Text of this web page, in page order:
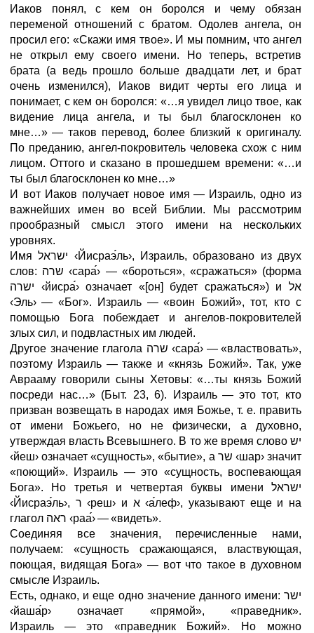
Иаков понял, с кем он боролся и чему обязан
переменой отношений с братом. Одолев ангела, он
просил его: «Скажи имя твое». И мы помним, что ангел
не открыл ему своего имени. Но теперь, встретив
брата (а ведь прошло больше двадцати лет, и брат
очень изменился), Иаков видит черты его лица и
понимает, с кем он боролся: «…я увидел лицо твое, как
видение лица ангела, и ты был благосклонен ко
мне…» — таков перевод, более близкий к оригиналу.
По преданию, ангел-покровитель человека схож с ним
лицом. Оттого и сказано в прошедшем времени: «…и
ты был благосклонен ко мне…»
И вот Иаков получает новое имя — Израиль, одно из
важнейших имен во всей Библии. Мы рассмотрим
прообразный смысл этого имени на нескольких
уровнях.
‹Йисраэль›, Израиль, образовано из двух
слов: שרה‹сара› — «бороться», «сражаться» (форма
‹йисра›
означает «[он] будет сражаться») и אל
‹Эль› — «Бог». Израиль — «воин Божий», тот, кто с
помощью Бога побеждает и ангелов-покровителей
злых сил, и подвластных им людей.
‹сара› — «властвовать»,
поэтому Израиль — также и «князь Божий». Так, уже
Аврааму говорили сыны Хетовы: «…ты князь Божий
посреди нас…» (Быт. 23, 6). Израиль — это тот, кто
призван возвещать в народах имя Божье, т. е. править
от имени Божьего, но не физически, а духовно,
утверждая власть Всевышнего. В то же время слово יש
‹йеш›
‹шар›значит
«поющий». Израиль — это «сущность, воспевающая
Бога». Но третья и четвертая буквы имени ישראל
‹Йисраэль› , ר‹реш› и א‹алеф›, указывают еще и на
‹раа›—«видеть».
Соединяя все значения, перечисленные нами,
получаем: «сущность сражающаяся, властвующая,
поющая, видящая Бога» — вот что такое в духовном
смысле Израиль.
Есть, однако, и еще одно значение данного имени: ישר
‹йашар› означает «прямой», «праведник».
Израиль
—
это «праведник Божий». Но можно